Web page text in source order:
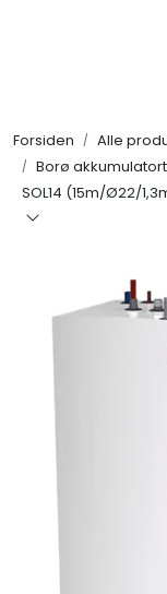
Forsiden Alle
Borø
SOL14 (15m/Ø22/
KAMPANJER
Kontakt Oss